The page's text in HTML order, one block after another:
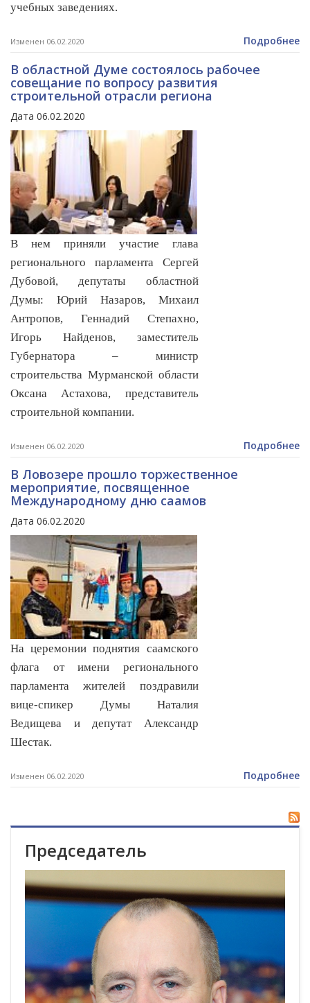
учебных заведениях.
Изменен 06.02.2020 Подробнее
В областной Думе состоялось рабочее
совещание по вопросу развития
строительной отрасли региона
Дата 06.02.2020
В нем приняли участие глава
регионального парламента Сергей
Дубовой, депутаты областной
Думы: Юрий Назаров, Михаил
Антропов, Геннадий Степахно,
Игорь Найденов, заместитель
Губернатора – министр
строительства Мурманской области
Оксана Астахова, представитель
строительной компании.
Изменен 06.02.2020 Подробнее
В Ловозере прошло торжественное
мероприятие, посвященное
Международному дню саамов
Дата 06.02.2020
На церемонии поднятия саамского
флага от имени регионального
парламента жителей поздравили
вице-спикер Думы Наталия
Ведищева и депутат Александр
Шестак.
Изменен 06.02.2020 Подробнее
Председатель